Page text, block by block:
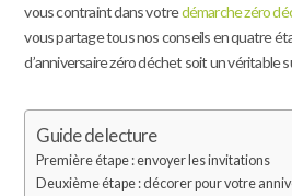
vous contraint dans votredémarche zéro
vous partage tous nos conseils en quatre
d’anniversaire zéro déchet soit un véritable
Guide de lecture
Première étape : envoyer les invitations
Deuxième étape : décorer pour votre